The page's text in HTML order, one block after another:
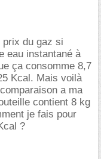
prix du gaz si
eau instantané à
ça consomme 8,7
Kcal. Mais voilà
a ma
contient 8 kg
je fais pour
?